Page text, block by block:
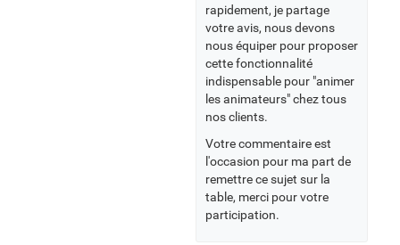
rapidement, je partage
votre avis, nous devons
nous équiper pour proposer
cette fonctionnalité
indispensable pour "animer
les animateurs" chez tous
nos clients.
Votre commentaire est
l'occasion pour ma part de
remettre ce sujet sur la
table, merci pour votre
participation.